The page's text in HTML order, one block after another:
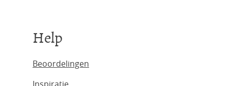
Help
Beoordelingen